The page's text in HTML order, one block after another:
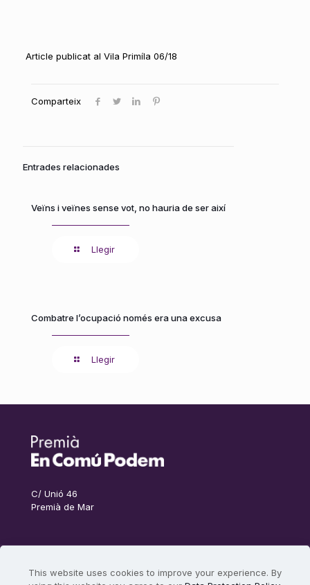
Article publicat al Vila Primíla 06/18
Comparteix
Entrades relacionades
Veïns i veïnes sense vot, no hauria de ser així
Llegir
Combatre l’ocupació només era una excusa
Llegir
C/ Unió 46
Premià de Mar
This website uses cookies to improve your experience. By